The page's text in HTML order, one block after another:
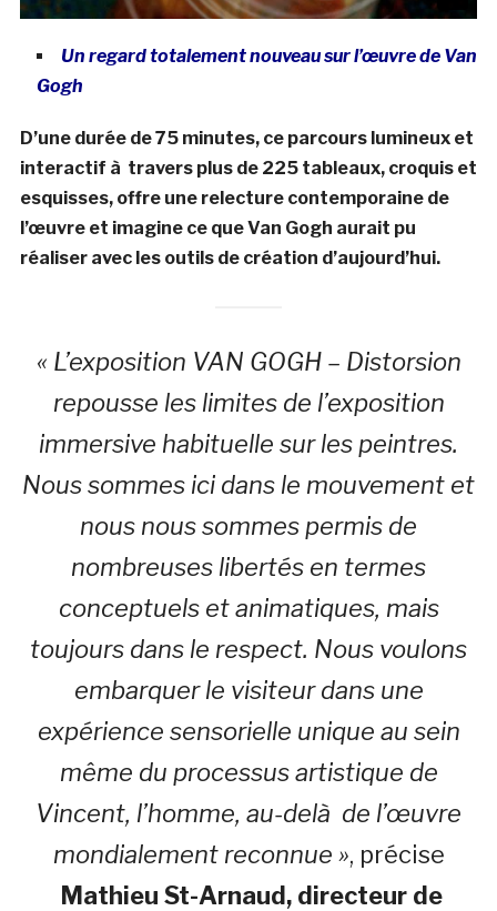
Un regard totalement nouveau sur l’œuvre de Van
Gogh
D’une durée de 75 minutes, ce parcours lumineux et
interactif à travers plus de 225 tableaux, croquis et
esquisses, offre une relecture contemporaine de
l’œuvre et imagine ce que Van Gogh aurait pu
réaliser avec les outils de création d’aujourd’hui.
« L’exposition VAN GOGH – Distorsion
repousse les limites de l’exposition
immersive habituelle sur les peintres.
Nous sommes ici dans le mouvement et
nous nous sommes permis de
nombreuses libertés en termes
conceptuels et animatiques, mais
toujours dans le respect. Nous voulons
embarquer le visiteur dans une
expérience sensorielle unique au sein
même du processus artistique de
Vincent, l’homme, au-delà de l’œuvre
mondialement reconnue », précise
Mathieu St-Arnaud, directeur de